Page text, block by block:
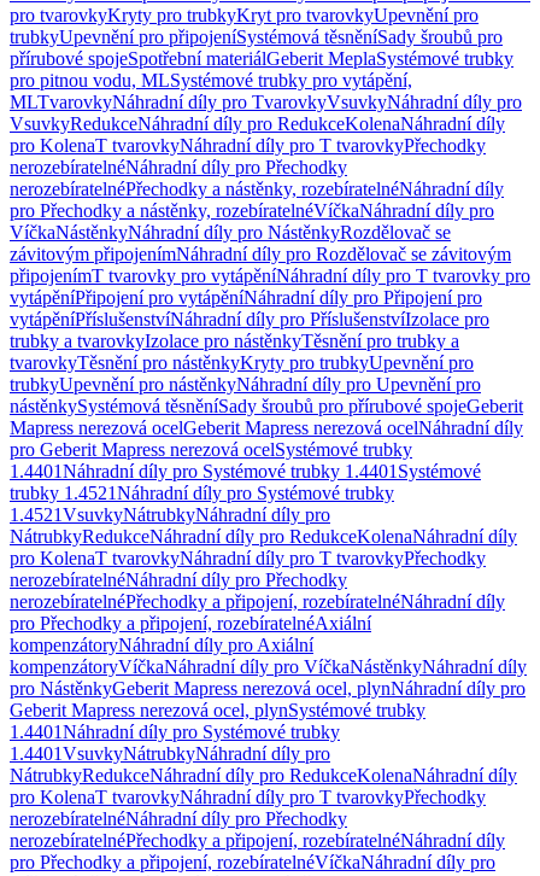
pro tvarovkyKryty pro trubkyKryt pro tvarovkyUpevnění pro
trubkyUpevnění pro připojeníSystémová těsněníSady šroubů pro
přírubové spojeSpotřební materiálGeberit MeplaSystémové trubky
pro pitnou vodu, MLSystémové trubky pro vytápění,
MLTvarovkyNáhradní díly pro TvarovkyVsuvkyNáhradní díly pro
VsuvkyRedukceNáhradní díly pro RedukceKolenaNáhradní díly
pro KolenaT tvarovkyNáhradní díly pro T tvarovkyPřechodky
nerozebíratelnéNáhradní díly pro Přechodky
nerozebíratelnéPřechodky a nástěnky, rozebíratelnéNáhradní díly
pro Přechodky a nástěnky, rozebíratelnéVíčkaNáhradní díly pro
VíčkaNástěnkyNáhradní díly pro NástěnkyRozdělovač se
závitovým připojenímNáhradní díly pro Rozdělovač se závitovým
připojenímT tvarovky pro vytápěníNáhradní díly pro T tvarovky pro
vytápěníPřipojení pro vytápěníNáhradní díly pro Připojení pro
vytápěníPříslušenstvíNáhradní díly pro PříslušenstvíIzolace pro
trubky a tvarovkyIzolace pro nástěnkyTěsnění pro trubky a
tvarovkyTěsnění pro nástěnkyKryty pro trubkyUpevnění pro
trubkyUpevnění pro nástěnkyNáhradní díly pro Upevnění pro
nástěnkySystémová těsněníSady šroubů pro přírubové spojeGeberit
Mapress nerezová ocelGeberit Mapress nerezová ocelNáhradní díly
pro Geberit Mapress nerezová ocelSystémové trubky
1.4401Náhradní díly pro Systémové trubky 1.4401 Systémové
trubky 1.4521Náhradní díly pro Systémové trubky
1.4521VsuvkyNátrubkyNáhradní díly pro
NátrubkyRedukceNáhradní díly pro RedukceKolenaNáhradní díly
pro KolenaT tvarovkyNáhradní díly pro T tvarovkyPřechodky
nerozebíratelnéNáhradní díly pro Přechodky
nerozebíratelnéPřechodky a připojení, rozebíratelnéNáhradní díly
pro Přechodky a připojení, rozebíratelnéAxiální
kompenzátoryNáhradní díly pro Axiální
kompenzátoryVíčkaNáhradní díly pro VíčkaNástěnkyNáhradní díly
pro NástěnkyGeberit Mapress nerezová ocel, plynNáhradní díly pro
Geberit Mapress nerezová ocel, plynSystémové trubky
1.4401Náhradní díly pro Systémové trubky
1.4401VsuvkyNátrubkyNáhradní díly pro
NátrubkyRedukceNáhradní díly pro RedukceKolenaNáhradní díly
pro KolenaT tvarovkyNáhradní díly pro T tvarovkyPřechodky
nerozebíratelnéNáhradní díly pro Přechodky
nerozebíratelnéPřechodky a připojení, rozebíratelnéNáhradní díly
pro Přechodky a připojení, rozebíratelnéVíčkaNáhradní díly pro